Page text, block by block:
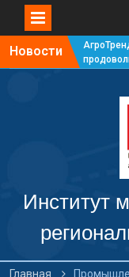
Новости
#4
Институт
Главная